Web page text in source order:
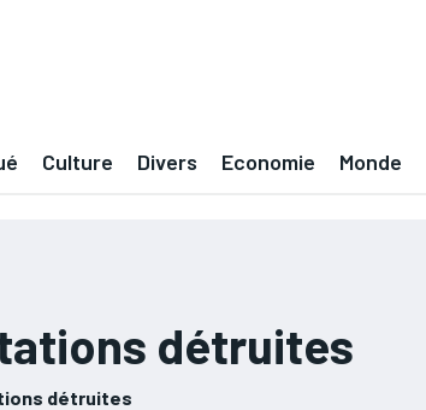
Culture Divers Economie Monde
détruites
détruites